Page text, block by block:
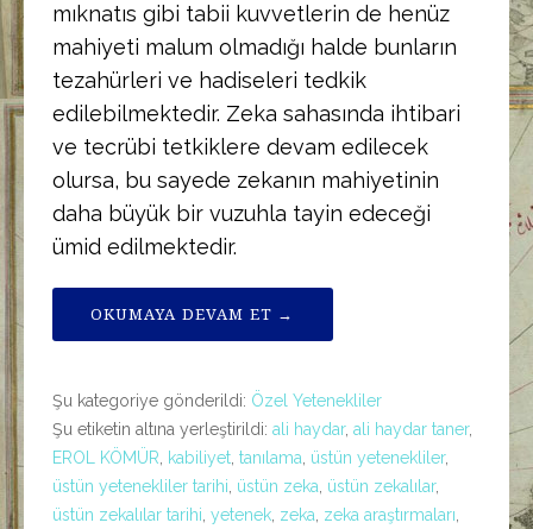
mıknatıs gibi tabii kuvvetlerin de henüz
mahiyeti malum olmadığı halde bunların
tezahürleri ve hadiseleri tedkik
edilebilmektedir. Zeka sahasında ihtibari
ve tecrübi tetkiklere devam edilecek
olursa, bu sayede zekanın mahiyetinin
daha büyük bir vuzuhla tayin edeceği
ümid edilmektedir.
OKUMAYA DEVAM ET →
Şu kategoriye gönderildi: Özel Yetenekliler
Şu etiketin altına yerleştirildi: ali haydar, ali haydar taner,
EROL KÖMÜR
kabiliyet tanılama üstün yetenekliler,
üstün yetenekliler tarihi üstün zeka üstün zekalılar,
üstün zekalılar tarihi yetenek zeka zeka araştırmaları